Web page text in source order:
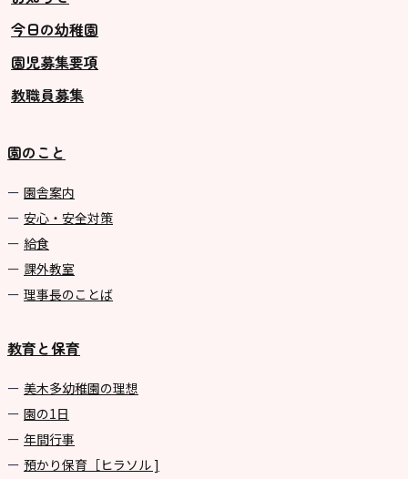
今日の幼稚園
園児募集要項
教職員募集
園のこと
園舎案内
安心・安全対策
給食
課外教室
理事長のことば
教育と保育
美⽊多幼稚園の理想
園の1⽇
年間⾏事
預かり保育［ヒラソル ]